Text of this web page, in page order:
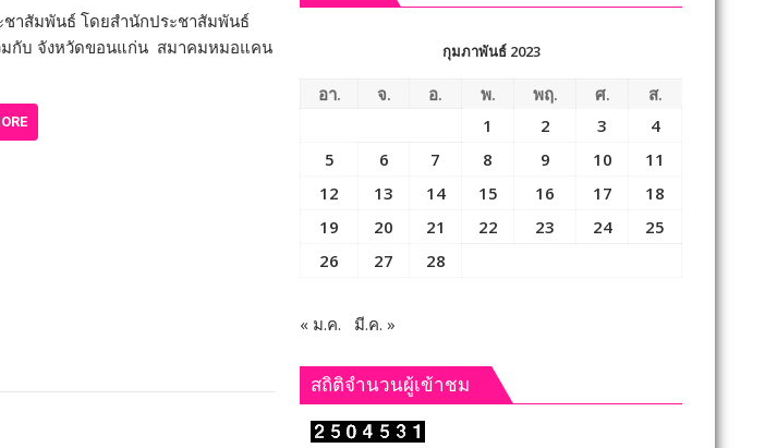
ชาสัมพันธ์ โดยสำนักประชาสัมพันธ์
มกับ จังหวัดขอนแก่น สมาคมหมอแคน
กุมภาพันธ์ 2023
อา. จ. อ. พ. พฤ. ศ.
ส.
1
2 3
4
5
6 7 8 9 10
11
12
13 14 15 16 17
18
19
20 21 22 23 24
25
26
27 28
« ม.ค. มี.ค. »
สถิติจำนวนผู้เข้าชม